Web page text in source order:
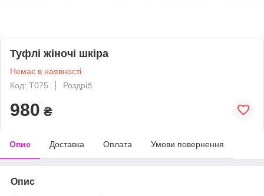
Туфлі жіночі шкіра
Немає в наявності
Код: T075
Роздріб
980 ₴
Опис Доставка Оплата Умови повернення
Опис